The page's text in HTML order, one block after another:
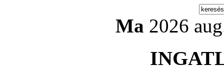
Ma 2026